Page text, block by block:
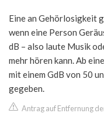
Eine an Gehörlosigkeit
wenn eine Person
dB – also laute Musik
mehr hören kann. Ab
mit einem GdB von 50
gegeben.
Antrag auf Entfernung